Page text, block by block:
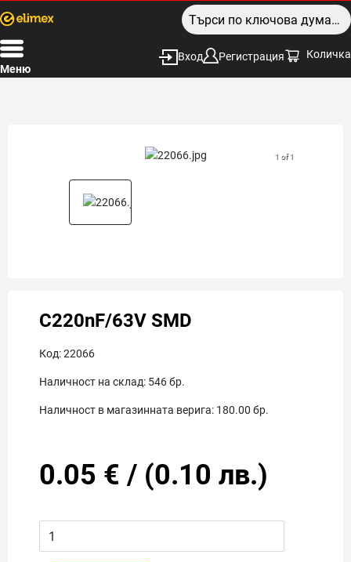
Меню
Вход Регистрация Количка
1 of 1
C220nF/63V SMD
Код:22066
Наличност на склад: 546бр.
Наличност в магазинната верига: 180.00 бр.
0.05 € / (0.10 лв.)